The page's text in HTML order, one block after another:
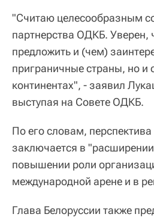
"Считаю целесообразным
партнерства ОДКБ. Уверен,
предложить и (чем)
приграничные страны, но и
континентах", - заявил
выступая на Совете ОДКБ.
По его словам,
заключается в
повышении роли
международной арене и в
Глава Белоруссии также